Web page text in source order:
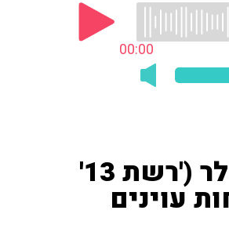
00:00
על רקע הלינץ' באמסטרדם, עמית קוטלר ('רשת 13'
עוינים